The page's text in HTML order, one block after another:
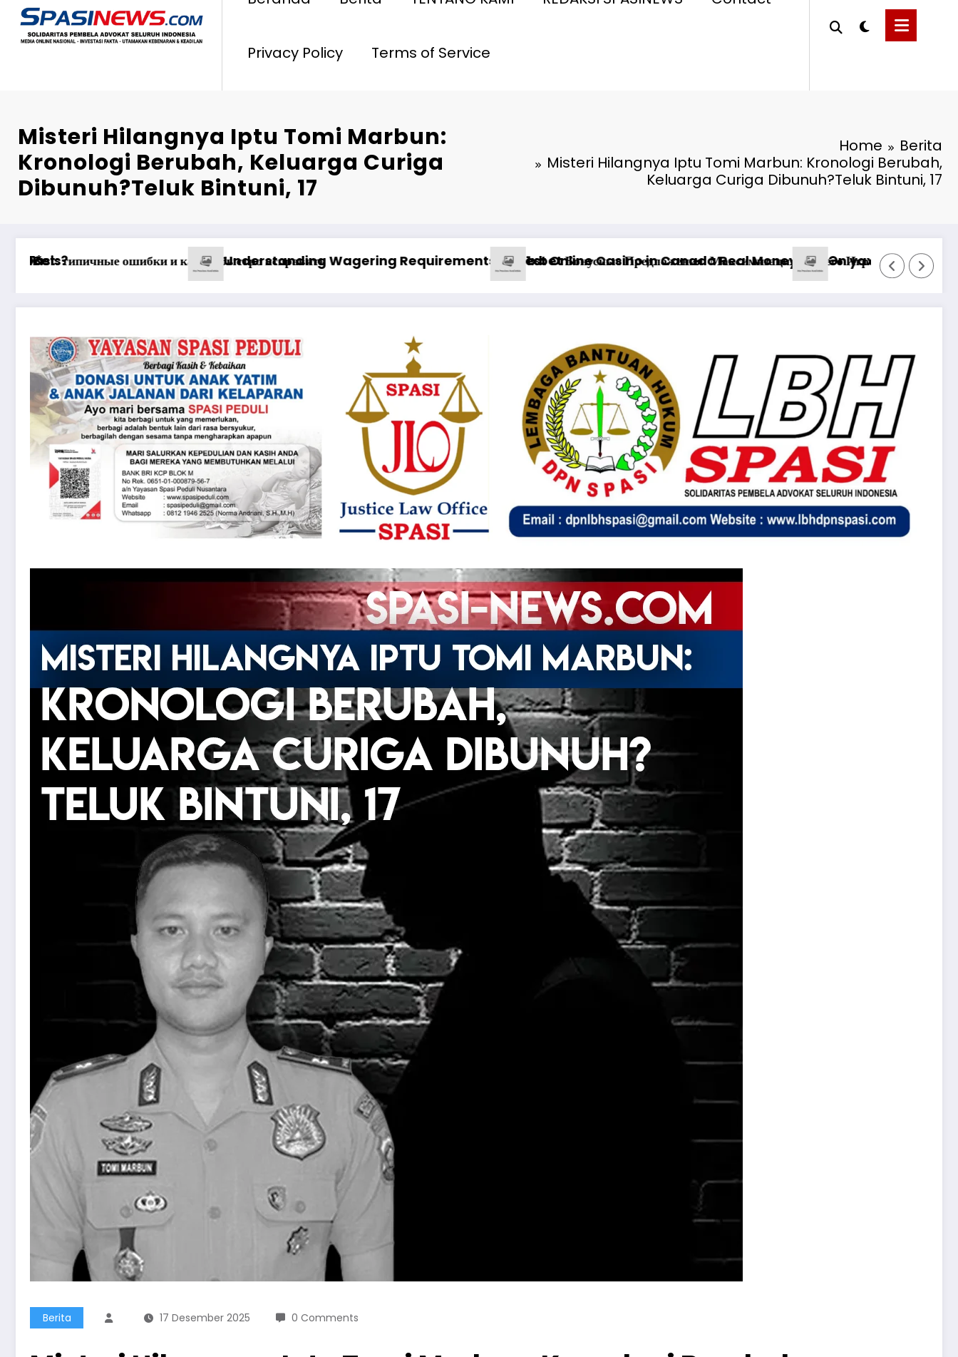
Privacy Policy Terms of Service
Misteri Hilangnya Iptu Tomi Marbun:
Kronologi Berubah, Keluarga Curiga
Dibunuh?Teluk Bintuni, 17
Home
Berita
Misteri Hilangnya Iptu Tomi Marbun: Kronologi Berubah,
Keluarga Curiga Dibunuh?Teluk Bintuni, 17
Real MoneyВашего Игрового Опыта
Ən yaxşı Pinco mərclərdə real qazanc ssenariləri ilə uğur qazanma yolları
Анализ Пин Ап: отзывы о выводе средств на платформе казиноPinco Online Casino:
Berita 17 Desember 2025 0 Comments